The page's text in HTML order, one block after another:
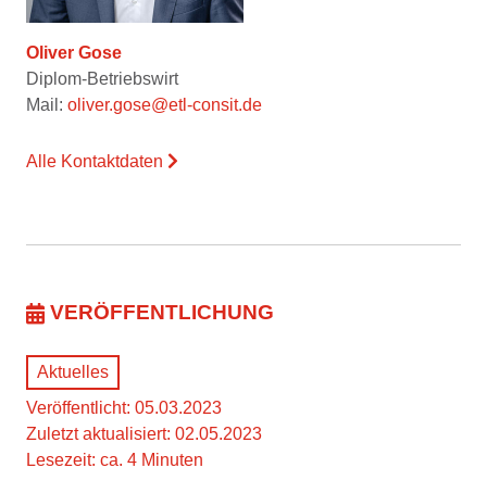
Oliver Gose
Diplom-Betriebswirt
Mail: oliver.gose@etl-consit.de
Alle Kontaktdaten
VERÖFFENTLICHUNG
Aktuelles
Veröffentlicht: 05.03.2023
Zuletzt aktualisiert: 02.05.2023
Lesezeit: ca. 4 Minuten